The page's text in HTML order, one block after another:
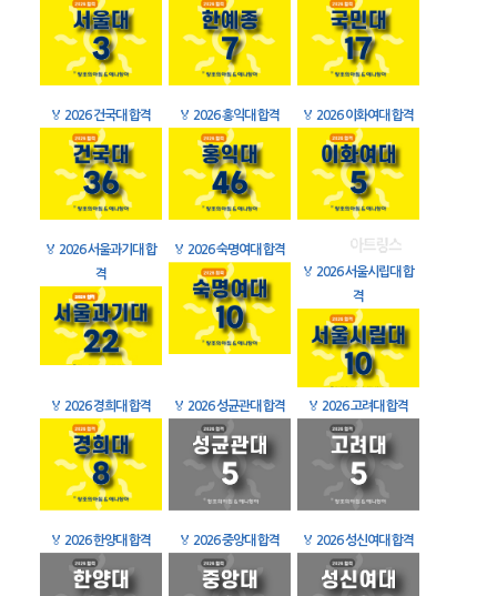
🏅 2026 건국대 합격 🏅 2026 홍익대 합격 🏅 2026 이화여대 합격
🏅 2026 서울과기대 합
격
🏅 2026 숙명여대 합격
🏅 2026 서울시립대 합
격
🏅 2026 경희대 합격 🏅 2026 성균관대 합격 🏅 2026 고려대 합격
🏅 2026 한양대 합격 🏅 2026 중앙대 합격 🏅 2026 성신여대 합격